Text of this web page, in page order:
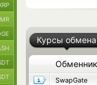
Курсы обмена
Обменник
SwapGate